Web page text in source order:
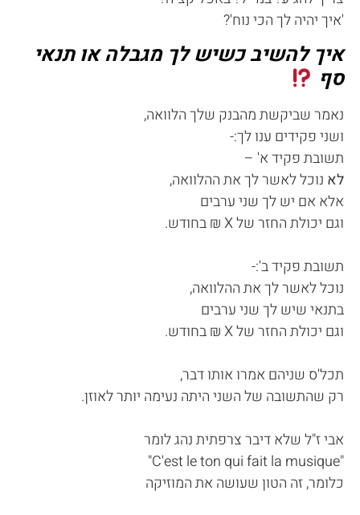
'איך יהיה לך הכי נוח'?
איך להשיב כשיש לך מגבלה או תנאי
סף
נאמר שביקשת מהבנק שלך הלוואה,
ושני פקידים ענו לך:-
תשובת פקיד א' –
לא נוכל לאשר לך את ההלוואה,
אלא אם יש לך שני ערבים
וגם יכולת החזר של X ₪ בחודש.
תשובת פקיד ב':-
נוכל לאשר לך את ההלוואה,
בתנאי שיש לך שני ערבים
וגם יכולת החזר של X ₪ בחודש.
תכל'ס שניהם אמרו אותו דבר,
רק שהתשובה של השני היתה נעימה יותר לאוזן.
אבי ז"ל שלא דיבר צרפתית נהג לומר
"C'est le ton qui fait la musique"
כלומר, זה הטון שעושה את המוזיקה